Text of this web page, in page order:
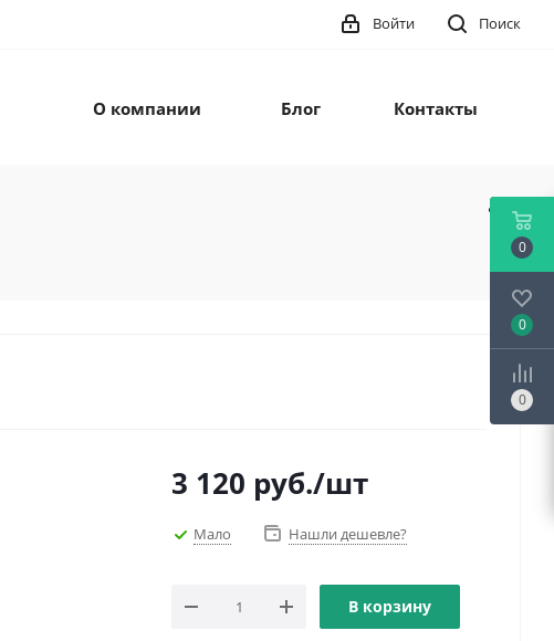
Поиск
Войти
О компании Блог Контакты
3 120 руб./шт
Мало Нашли дешевле?
В корзину
0
0
0